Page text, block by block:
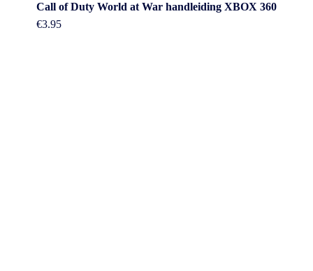
Call of Duty World at War handleiding XBOX 360
€3.95